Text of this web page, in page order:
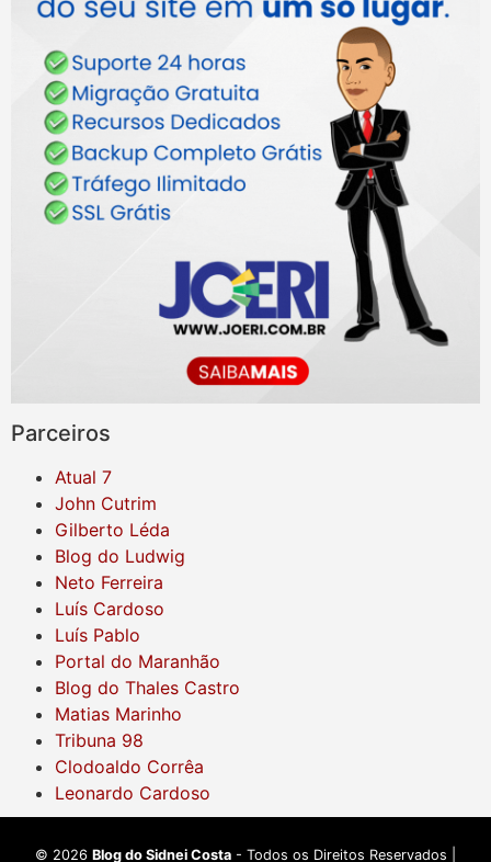
Parceiros
Atual 7
John Cutrim
Gilberto Léda
Blog do Ludwig
Neto Ferreira
Luís Cardoso
Luís Pablo
Portal do Maranhão
Blog do Thales Castro
Matias Marinho
Tribuna 98
Clodoaldo Corrêa
Leonardo Cardoso
© 2026 Blog do Sidnei Costa - Todos os Direitos Reservados |